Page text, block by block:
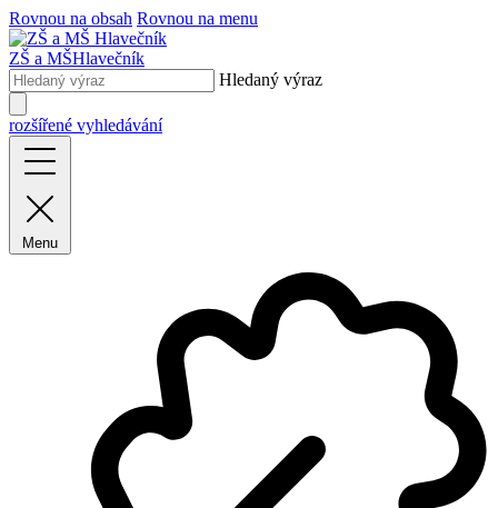
Rovnou na obsah Rovnou na menu
ZŠ a MŠHlavečník
Hledaný výraz
rozšířené vyhledávání
Menu